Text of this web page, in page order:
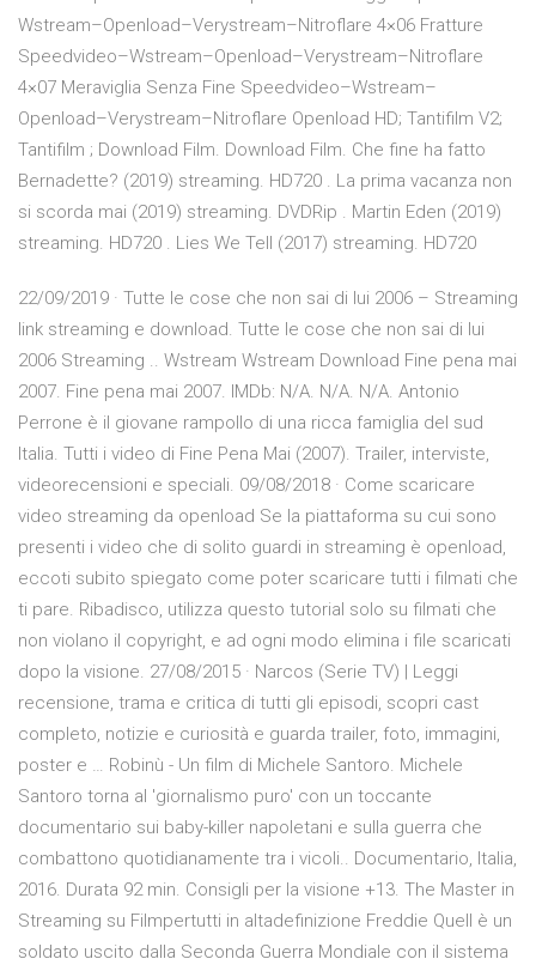
Wstream–Openload–Verystream–Nitroflare 4×06 Fratture
Speedvideo–Wstream–Openload–Verystream–Nitroflare
4×07 Meraviglia Senza Fine Speedvideo–Wstream–
Openload–Verystream–Nitroflare Openload HD; Tantifilm V2;
Tantifilm ; Download Film. Download Film. Che fine ha fatto
Bernadette? (2019) streaming. HD720 . La prima vacanza non
si scorda mai (2019) streaming. DVDRip . Martin Eden (2019)
streaming. HD720 . Lies We Tell (2017) streaming. HD720
22/09/2019 · Tutte le cose che non sai di lui 2006 – Streaming
link streaming e download. Tutte le cose che non sai di lui
2006 Streaming .. Wstream Wstream Download Fine pena mai
2007. Fine pena mai 2007. IMDb: N/A. N/A. N/A. Antonio
Perrone è il giovane rampollo di una ricca famiglia del sud
Italia. Tutti i video di Fine Pena Mai (2007). Trailer, interviste,
videorecensioni e speciali. 09/08/2018 · Come scaricare
video streaming da openload Se la piattaforma su cui sono
presenti i video che di solito guardi in streaming è openload,
eccoti subito spiegato come poter scaricare tutti i filmati che
ti pare. Ribadisco, utilizza questo tutorial solo su filmati che
non violano il copyright, e ad ogni modo elimina i file scaricati
dopo la visione. 27/08/2015 · Narcos (Serie TV) | Leggi
recensione, trama e critica di tutti gli episodi, scopri cast
completo, notizie e curiosità e guarda trailer, foto, immagini,
poster e … Robinù - Un film di Michele Santoro. Michele
Santoro torna al 'giornalismo puro' con un toccante
documentario sui baby-killer napoletani e sulla guerra che
combattono quotidianamente tra i vicoli.. Documentario, Italia,
2016. Durata 92 min. Consigli per la visione +13. The Master in
Streaming su Filmpertutti in altadefinizione Freddie Quell è un
soldato uscito dalla Seconda Guerra Mondiale con il sistema